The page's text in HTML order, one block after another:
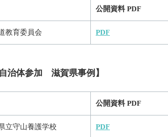
公開資料 PDF
教育委員会 PDF
治体参加 滋賀県事例】
公開資料 PDF
立守山養護学校 PDF